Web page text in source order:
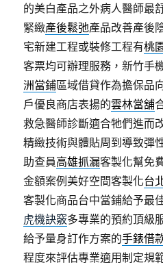
的美白產品之外病人醫師最
緊緻產後鬆弛產品改善產後
宅新建工程或裝修工程有桃
客票均可辦理服務，新竹手
洲當鋪區域借貸作為擔保品
戶優良商店表揚的雲林當舖
救急醫師診斷適合牠們進而
精緻技術與體貼周到導致彈
助查員高雄抓漏客製化幫免
金額案例美好空間客製化台
客製化商品台中當鋪給予最
虎機訣竅多專業的預約頂級
給予量身訂作方案的手錶借
程度來評估專業適用制定規